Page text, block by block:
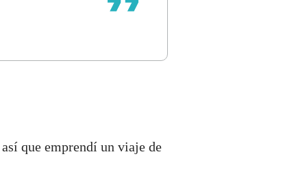
que emprendí un viaje de